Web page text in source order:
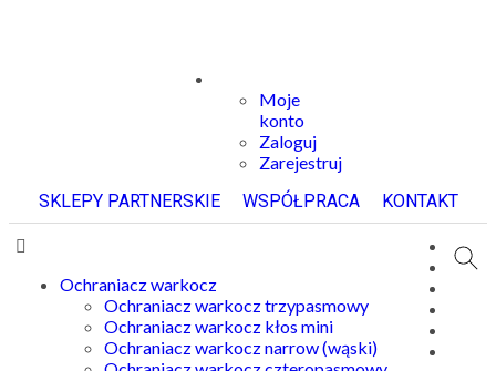
Moje
konto
Zaloguj
Zarejestruj
SKLEPY PARTNERSKIE
WSPÓŁPRACA KONTAKT
Ochraniacz warkocz
Ochraniacz warkocz trzypasmowy
Ochraniacz warkocz kłos mini
Ochraniacz warkocz narrow (wąski)